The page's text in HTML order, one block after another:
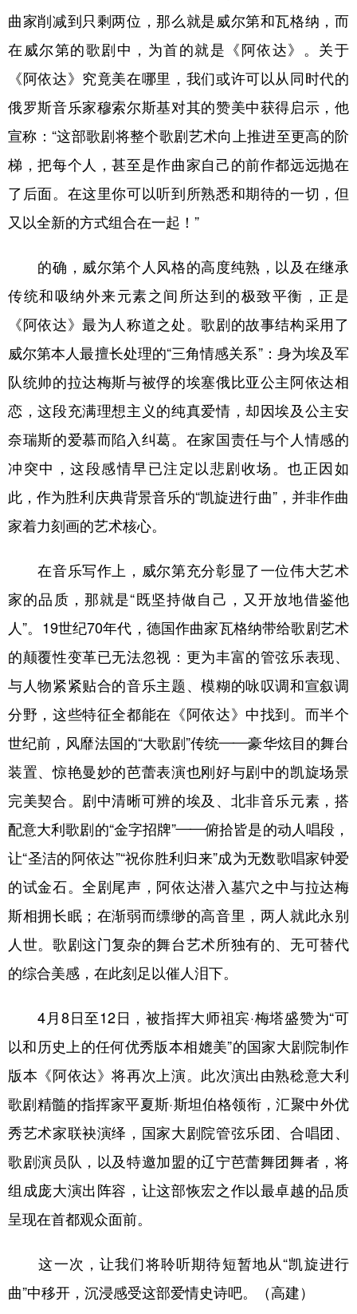
曲家削减到只剩两位，那么就是威尔第和瓦格纳，而
在威尔第的歌剧中，为首的就是《阿依达》。关于
《阿依达》究竟美在哪里，我们或许可以从同时代的
俄罗斯音乐家穆索尔斯基对其的赞美中获得启示，他
宣称：“这部歌剧将整个歌剧艺术向上推进至更高的阶
梯，把每个人，甚至是作曲家自己的前作都远远抛在
了后面。在这里你可以听到所熟悉和期待的一切，但
又以全新的方式组合在一起！”
的确，威尔第个人风格的高度纯熟，以及在继承
传统和吸纳外来元素之间所达到的极致平衡，正是
《阿依达》最为人称道之处。歌剧的故事结构采用了
威尔第本人最擅长处理的“三角情感关系”：身为埃及军
队统帅的拉达梅斯与被俘的埃塞俄比亚公主阿依达相
恋，这段充满理想主义的纯真爱情，却因埃及公主安
奈瑞斯的爱慕而陷入纠葛。在家国责任与个人情感的
冲突中，这段感情早已注定以悲剧收场。也正因如
此，作为胜利庆典背景音乐的“凯旋进行曲”，并非作曲
家着力刻画的艺术核心。
在音乐写作上，威尔第充分彰显了一位伟大艺术
家的品质，那就是“既坚持做自己，又开放地借鉴他
人”。19世纪70年代，德国作曲家瓦格纳带给歌剧艺术
的颠覆性变革已无法忽视：更为丰富的管弦乐表现、
与人物紧紧贴合的音乐主题、模糊的咏叹调和宣叙调
分野，这些特征全都能在《阿依达》中找到。而半个
世纪前，风靡法国的“大歌剧”传统——豪华炫目的舞台
装置、惊艳曼妙的芭蕾表演也刚好与剧中的凯旋场景
完美契合。剧中清晰可辨的埃及、北非音乐元素，搭
配意大利歌剧的“金字招牌”——俯拾皆是的动人唱段，
让“圣洁的阿依达”“祝你胜利归来”成为无数歌唱家钟爱
的试金石。全剧尾声，阿依达潜入墓穴之中与拉达梅
斯相拥长眠；在渐弱而缥缈的高音里，两人就此永别
人世。歌剧这门复杂的舞台艺术所独有的、无可替代
的综合美感，在此刻足以催人泪下。
4月8日至12日，被指挥大师祖宾·梅塔盛赞为“可
以和历史上的任何优秀版本相媲美”的国家大剧院制作
版本《阿依达》将再次上演。此次演出由熟稔意大利
歌剧精髓的指挥家平夏斯·斯坦伯格领衔，汇聚中外优
秀艺术家联袂演绎，国家大剧院管弦乐团、合唱团、
歌剧演员队，以及特邀加盟的辽宁芭蕾舞团舞者，将
组成庞大演出阵容，让这部恢宏之作以最卓越的品质
呈现在首都观众面前。
这一次，让我们将聆听期待短暂地从“凯旋进行
曲”中移开，沉浸感受这部爱情史诗吧。（高建）